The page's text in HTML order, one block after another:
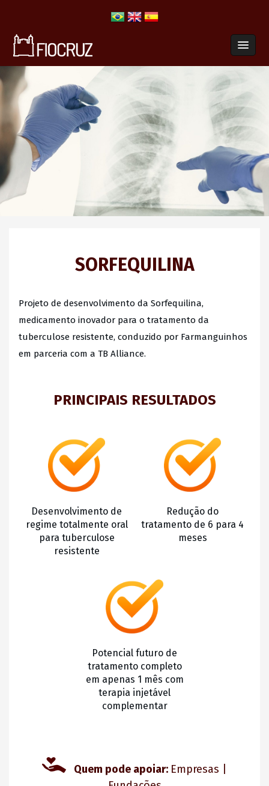
SORFEQUILINA
Projeto de desenvolvimento da Sorfequilina,
medicamento inovador para o tratamento da
tuberculose resistente, conduzido por Farmanguinhos
em parceria com a TB Alliance.
PRINCIPAIS RESULTADOS
Desenvolvimento de
regime totalmente oral
para tuberculose
resistente
Redução do
tratamento de 6 para 4
meses
Potencial futuro de
tratamento completo
em apenas 1 mês com
terapia injetável
complementar
Quem pode apoiar: Empresas |